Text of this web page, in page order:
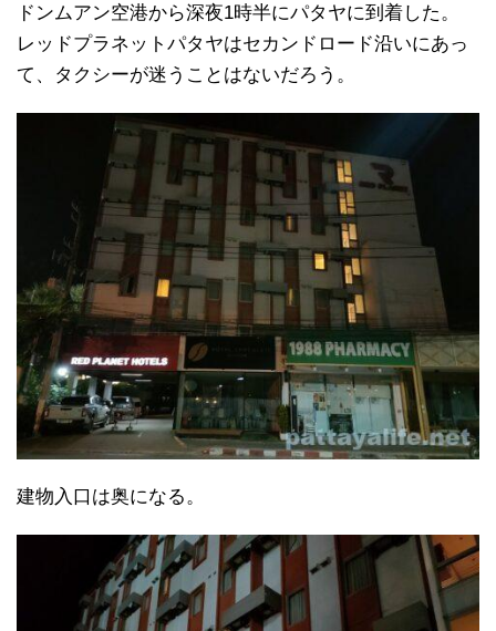
ドンムアン空港から深夜1時半にパタヤに到着した。
レッドプラネットパタヤはセカンドロード沿いにあっ
て、タクシーが迷うことはないだろう。
建物入口は奥になる。